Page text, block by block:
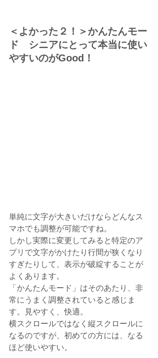
＜よかった２！＞かんたんモー
ド　シニアにとって本当に使い
やすいのがGood！
単純に文字が大きいだけならどんなス
マホでも調整が可能ですね。
しかし実際に変更してみると特定のア
プリで文字がかけたり行間が狭くなり
すぎたりして、表示が破綻することが
よくあります。
「かんたんモード」はそのあたり、非
常にうまく調整されていると感じま
す。見やすく、快適。
横スクロールではなく縦スクロールに
なるのですが、初めての方には、なる
ほど使いやすい。